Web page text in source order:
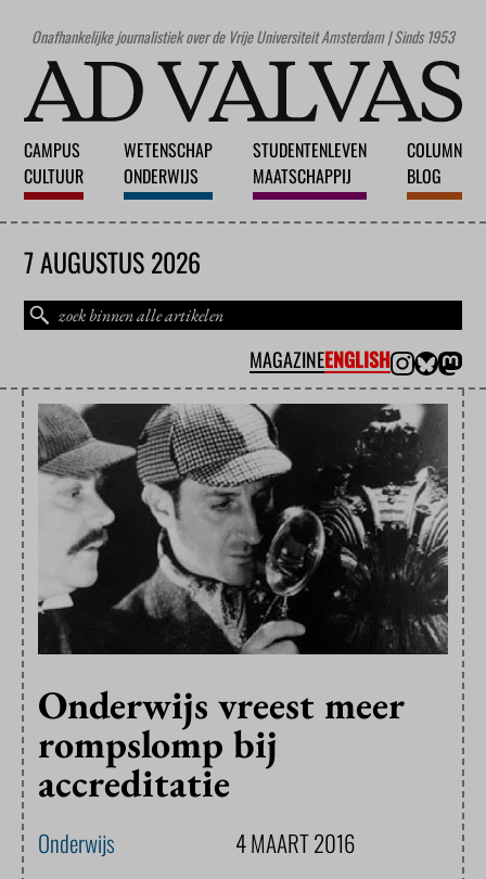
Onafhankelijke journalistiek over de Vrije Universiteit Amsterdam | Sinds 1953
CAMPUS
CULTUUR
WETENSCHAP
ONDERWIJS
STUDENTENLEVEN
MAATSCHAPPIJ
COLUMN
BLOG
7 AUGUSTUS 2026
MAGAZINEENGLISH
Onderwijs vreest meer
rompslomp bij
accreditatie
Onderwijs 4 MAART 2016